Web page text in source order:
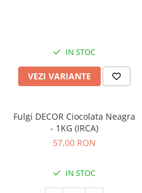
IN STOC
VEZI VARIANTE
Fulgi DECOR Ciocolata Neagra
- 1KG (IRCA)
57,00 RON
IN STOC